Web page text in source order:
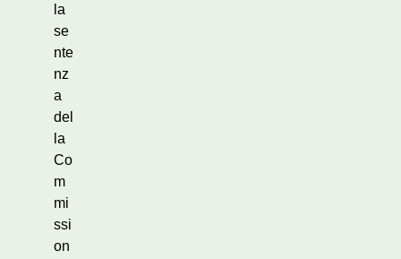
la
se
nte
nz
a
del
la
Co
m
mi
ssi
on